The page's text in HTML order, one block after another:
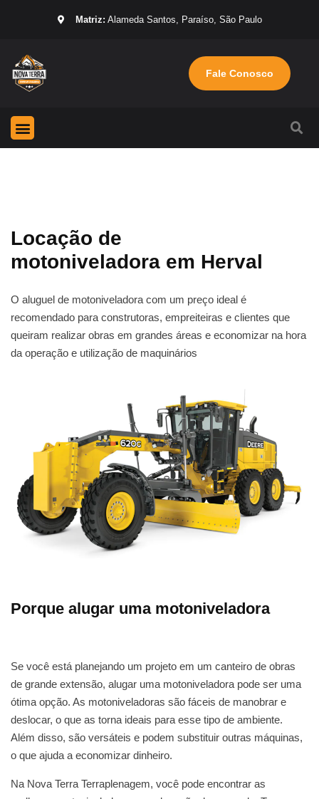
Matriz: Alameda Santos, Paraíso, São Paulo
Fale Conosco
Locação de
motoniveladora em Herval
O aluguel de motoniveladora com um preço ideal é
recomendado para construtoras, empreiteiras e clientes que
queiram realizar obras em grandes áreas e economizar na hora
da operação e utilização de maquinários
Porque alugar uma motoniveladora
Se você está planejando um projeto em um canteiro de obras
de grande extensão, alugar uma motoniveladora pode ser uma
ótima opção. As motoniveladoras são fáceis de manobrar e
deslocar, o que as torna ideais para esse tipo de ambiente.
Além disso, são versáteis e podem substituir outras máquinas,
o que ajuda a economizar dinheiro.
Na Nova Terra Terraplenagem, você pode encontrar as